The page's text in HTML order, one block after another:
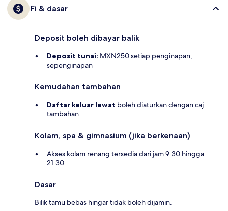
Fi & dasar
Deposit boleh dibayar balik
Deposit tunai: MXN250 setiap penginapan,
sepenginapan
Kemudahan tambahan
Daftar keluar lewat boleh diaturkan dengan caj
tambahan
Kolam, spa & gimnasium (jika berkenaan)
Akses kolam renang tersedia dari jam 9:30 hingga
21:30
Dasar
Bilik tamu bebas hingar tidak boleh dijamin.